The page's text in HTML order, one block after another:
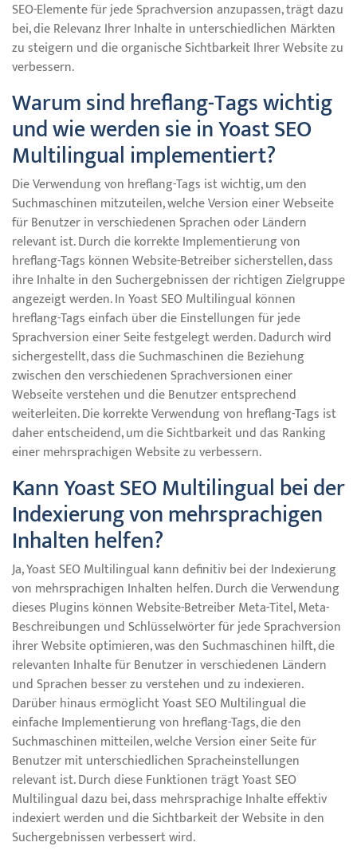
SEO-Elemente für jede Sprachversion anzupassen, trägt dazu
bei, die Relevanz Ihrer Inhalte in unterschiedlichen Märkten
zu steigern und die organische Sichtbarkeit Ihrer Website zu
verbessern.
Warum sind hreflang-Tags wichtig
und wie werden sie in Yoast SEO
Multilingual implementiert?
Die Verwendung von hreflang-Tags ist wichtig, um den
Suchmaschinen mitzuteilen, welche Version einer Webseite
für Benutzer in verschiedenen Sprachen oder Ländern
relevant ist. Durch die korrekte Implementierung von
hreflang-Tags können Website-Betreiber sicherstellen, dass
ihre Inhalte in den Suchergebnissen der richtigen Zielgruppe
angezeigt werden. In Yoast SEO Multilingual können
hreflang-Tags einfach über die Einstellungen für jede
Sprachversion einer Seite festgelegt werden. Dadurch wird
sichergestellt, dass die Suchmaschinen die Beziehung
zwischen den verschiedenen Sprachversionen einer
Webseite verstehen und die Benutzer entsprechend
weiterleiten. Die korrekte Verwendung von hreflang-Tags ist
daher entscheidend, um die Sichtbarkeit und das Ranking
einer mehrsprachigen Website zu verbessern.
Kann Yoast SEO Multilingual bei der
Indexierung von mehrsprachigen
Inhalten helfen?
Ja, Yoast SEO Multilingual kann definitiv bei der Indexierung
von mehrsprachigen Inhalten helfen. Durch die Verwendung
dieses Plugins können Website-Betreiber Meta-Titel, Meta-
Beschreibungen und Schlüsselwörter für jede Sprachversion
ihrer Website optimieren, was den Suchmaschinen hilft, die
relevanten Inhalte für Benutzer in verschiedenen Ländern
und Sprachen besser zu verstehen und zu indexieren.
Darüber hinaus ermöglicht Yoast SEO Multilingual die
einfache Implementierung von hreflang-Tags, die den
Suchmaschinen mitteilen, welche Version einer Seite für
Benutzer mit unterschiedlichen Spracheinstellungen
relevant ist. Durch diese Funktionen trägt Yoast SEO
Multilingual dazu bei, dass mehrsprachige Inhalte effektiv
indexiert werden und die Sichtbarkeit der Website in den
Suchergebnissen verbessert wird.